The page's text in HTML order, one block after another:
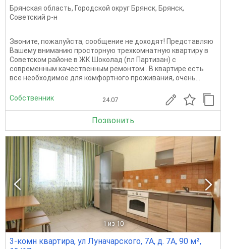
Брянская область, Городской округ Брянск, Брянск,
Советский р-н
Звоните, пожалуйста, сообщение не доходят! Представляю
Вашему вниманию просторную трехкомнатную квартиру в
Советском районе в ЖК Шоколад (пл Партизан) с
современным качественным ремонтом . В квартире есть
все необходимое для комфортного проживания, очень...
Собственник 24.07
Позвонить
1 из 10
3-комн квартира, ул Луначарского, 7А, д. 7А, 90 м²,